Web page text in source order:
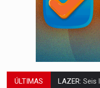
ÚLTIMAS VÍDEO:FTICCO